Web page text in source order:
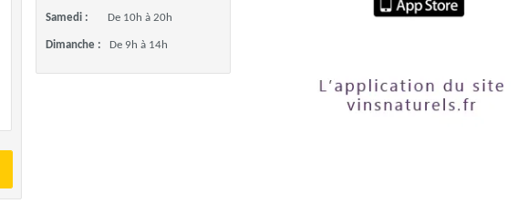
Samedi : De 10h à 20h
Dimanche : De 9h à 14h